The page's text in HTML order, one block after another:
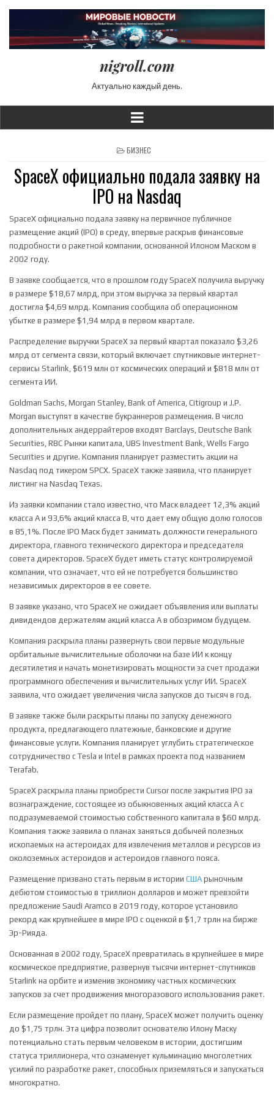
nigroll.com
Актуально каждый день.
POSTED IN
БИЗНЕС
SpaceX официально подала заявку на
IPO на Nasdaq
SpaceX официально подала заявку на первичное публичное
размещение акций (IPO) в среду, впервые раскрыв финансовые
подробности о ракетной компании, основанной Илоном Маском в
2002 году.
В заявке сообщается, что в прошлом году SpaceX получила выручку
в размере $18,67 млрд, при этом выручка за первый квартал
достигла $4,69 млрд. Компания сообщила об операционном
убытке в размере $1,94 млрд в первом квартале.
Распределение выручки SpaceX за первый квартал показало $3,26
млрд от сегмента связи, который включает спутниковые интернет-
сервисы Starlink, $619 млн от космических операций и $818 млн от
сегмента ИИ.
Goldman Sachs, Morgan Stanley, Bank of America, Citigroup и J.P.
Morgan выступят в качестве букраннеров размещения. В число
дополнительных андеррайтеров входят Barclays, Deutsche Bank
Securities, RBC Рынки капитала, UBS Investment Bank, Wells Fargo
Securities и другие. Компания планирует разместить акции на
Nasdaq под тикером SPCX. SpaceX также заявила, что планирует
листинг на Nasdaq Texas.
Из заявки компании стало известно, что Маск владеет 12,3% акций
класса А и 93,6% акций класса В, что дает ему общую долю голосов
в 85,1%. После IPO Маск будет занимать должности генерального
директора, главного технического директора и председателя
совета директоров. SpaceX будет иметь статус контролируемой
компании, что означает, что ей не потребуется большинство
независимых директоров в ее совете.
В заявке указано, что SpaceX не ожидает объявления или выплаты
дивидендов держателям акций класса А в обозримом будущем.
Компания раскрыла планы развернуть свои первые модульные
орбитальные вычислительные оболочки на базе ИИ к концу
десятилетия и начать монетизировать мощности за счет продажи
программного обеспечения и вычислительных услуг ИИ. SpaceX
заявила, что ожидает увеличения числа запусков до тысяч в год.
В заявке также были раскрыты планы по запуску денежного
продукта, предлагающего платежные, банковские и другие
финансовые услуги. Компания планирует углубить стратегическое
сотрудничество с Tesla и Intel в рамках проекта под названием
Terafab.
SpaceX раскрыла планы приобрести Cursor после закрытия IPO за
вознаграждение, состоящее из обыкновенных акций класса А с
подразумеваемой стоимостью собственного капитала в $60 млрд.
Компания также заявила о планах заняться добычей полезных
ископаемых на астероидах для извлечения металлов и ресурсов из
околоземных астероидов и астероидов главного пояса.
Размещение призвано стать первым в истории США рыночным
дебютом стоимостью в триллион долларов и может превзойти
предложение Saudi Aramco в 2019 году, которое установило
рекорд как крупнейшее в мире IPO с оценкой в $1,7 трлн на бирже
Эр-Рияда.
Основанная в 2002 году, SpaceX превратилась в крупнейшее в мире
космическое предприятие, развернув тысячи интернет-спутников
Starlink на орбите и изменив экономику частных космических
запусков за счет продвижения многоразового использования ракет.
Если размещение пройдет по плану, SpaceX может получить оценку
до $1,75 трлн. Эта цифра позволит основателю Илону Маску
потенциально стать первым человеком в истории, достигшим
статуса триллионера, что ознаменует кульминацию многолетних
усилий по разработке ракет, способных приземляться и запускаться
многократно.